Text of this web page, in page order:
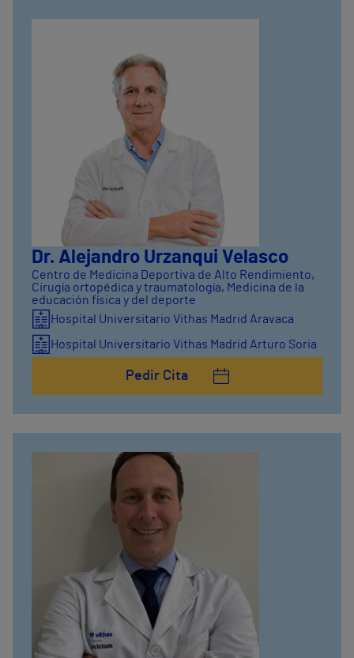
Dr. Alejandro Urzanqui Velasco
Centro de Medicina Deportiva de Alto Rendimiento,
Cirugía ortopédica y traumatología, Medicina de la
educación física y del deporte
Hospital Universitario Vithas Madrid Aravaca
Hospital Universitario Vithas Madrid Arturo Soria
Pedir Cita